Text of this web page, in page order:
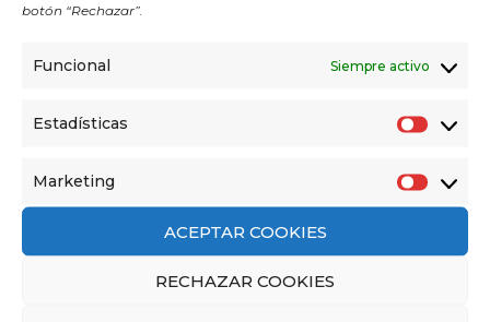
botón “Rechazar”.
Funcional Siempre activo
Estadísticas
d
Marketing
r
ACEPTAR COOKIES
RECHAZAR COOKIES
madres
están invitados a traer a sus
experiencia de Yoga única.
¡Descubre los increíbles beneficios delYoga!